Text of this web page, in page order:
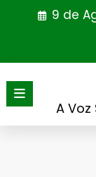
9 de
A